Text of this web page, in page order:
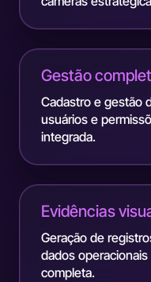
Gestão
Cadastro e gestão
usuários e
integrada.
Evidências
Geração de
dados
completa.